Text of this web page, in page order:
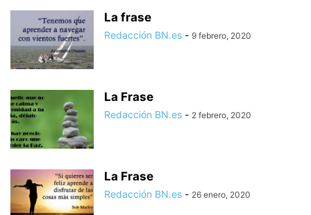
La frase
Redacción BN.es - 9 febrero, 2020
La Frase
Redacción BN.es - 2 febrero, 2020
La Frase
Redacción BN.es - 26 enero, 2020